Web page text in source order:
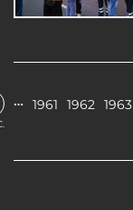
… 1961 1962 1963